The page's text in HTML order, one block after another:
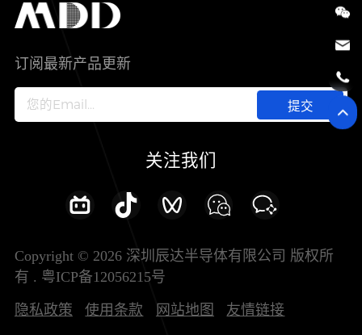
IC
智能家居
新兴行业
其他信息(PCN)
加入我们
订阅最新产品更新
提交
关注我们
Copyright © 2026 深圳辰达半导体有限公司 版权所
有 . 粤ICP备12056215号
隐私政策 使用条款 网站地图 友情链接